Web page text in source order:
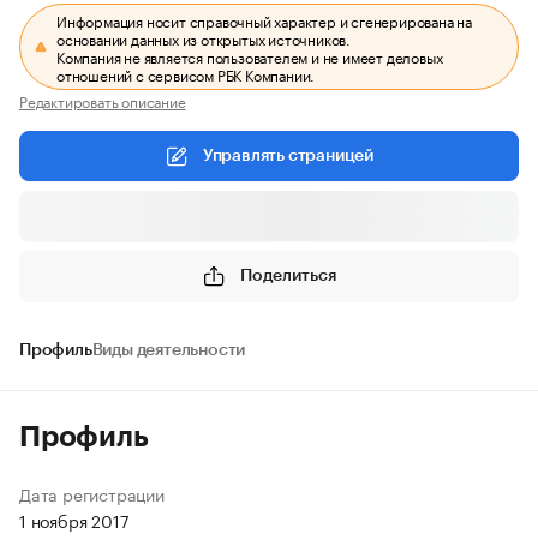
Информация носит справочный характер и сгенерирована на
основании данных из открытых источников.
Компания не является пользователем и не имеет деловых
отношений с сервисом РБК Компании.
Редактировать описание
Управлять страницей
Поделиться
ПрофильВиды деятельности
Профиль
Дата регистрации
1 ноября 2017